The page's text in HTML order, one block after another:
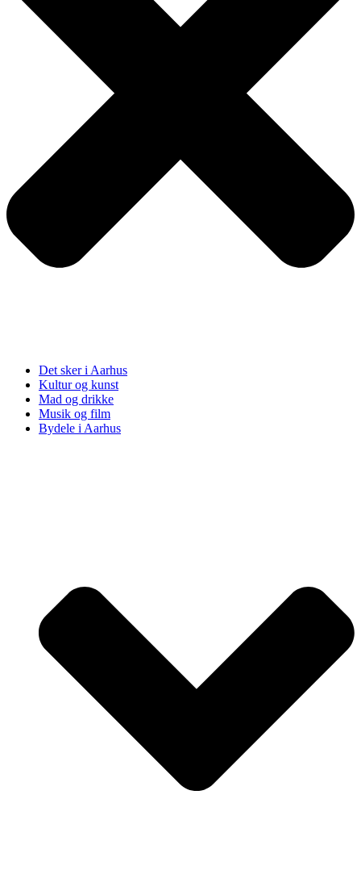
Det sker i Aarhus
Kultur og kunst
Mad og drikke
Musik og film
Bydele i Aarhus